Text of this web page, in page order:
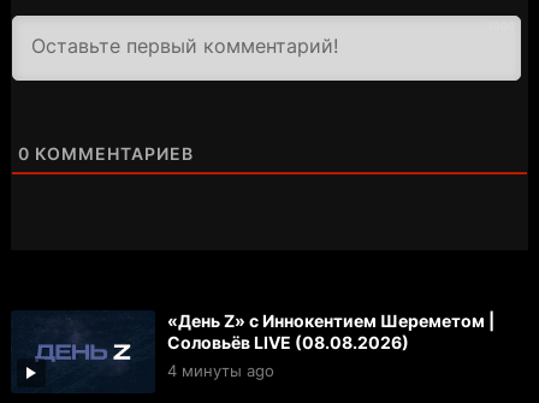
0 КОММЕНТАРИЕВ
«День Z» с Иннокентием Шереметом |
Соловьёв LIVE (08.08.2026)
4 минуты ago